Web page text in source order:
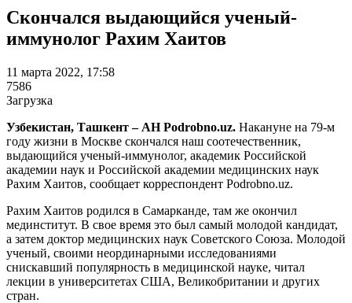
Скончался выдающийся ученый-
иммунолог Рахим Хаитов
11 марта 2022, 17:58
7586
Загрузка
Узбекистан, Ташкент – АН Podrobno.uz. Накануне на 79-м
году жизни в Москве скончался наш соотечественник,
выдающийся ученый-иммунолог, академик Российской
академии наук и Российской академии медицинских наук
Рахим Хаитов, сообщает корреспондент Podrobno.uz.
Рахим Хаитов родился в Самарканде, там же окончил
мединститут. В свое время это был самый молодой кандидат,
а затем доктор медицинских наук Советского Союза. Молодой
ученый, своими неординарными исследованиями
снискавший популярность в медицинской науке, читал
лекции в университетах США, Великобритании и других
стран.